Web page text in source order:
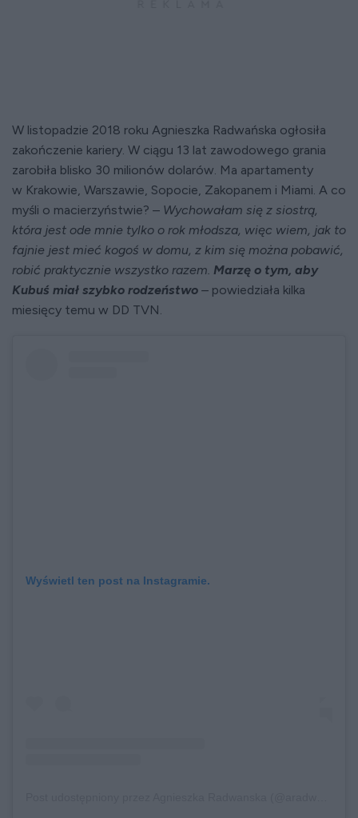
W listopadzie 2018 roku Agnieszka Radwańska ogłosiła
zakończenie kariery. W ciągu 13 lat zawodowego grania
zarobiła blisko 30 milionów dolarów. Ma apartamenty
w Krakowie, Warszawie, Sopocie, Zakopanem i Miami. A co
myśli o macierzyństwie? – Wychowałam się z siostrą,
która jest ode mnie tylko o rok młodsza, więc wiem, jak to
fajnie jest mieć kogoś w domu, z kim się można pobawić,
robić praktycznie wszystko razem. Marzę o tym, aby
Kubuś miał szybko rodzeństwo – powiedziała kilka
miesięcy temu w DD TVN.
Wyświetl ten post na Instagramie.